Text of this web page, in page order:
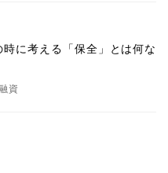
に考える「保全」とは何な
資